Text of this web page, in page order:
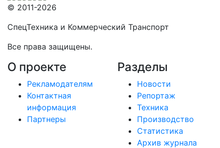
© 2011-2026
СпецТехника и Коммерческий Транспорт
Все права защищены.
О проекте
Рекламодателям
Контактная
информация
Партнеры
Разделы
Новости
Репортаж
Техника
Производство
Статистика
Архив журнала